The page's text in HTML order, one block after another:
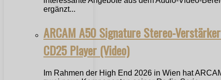
ergänzt...
ARCAM A50 Signature Stereo-
CD25 Player (Video)
Im Rahmen der High End 2026 in Wien hat